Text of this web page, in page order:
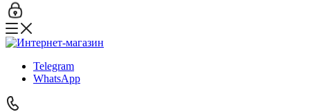
Telegram
WhatsApp